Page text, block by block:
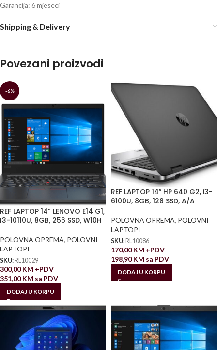
Garancija: 6 mjeseci
Shipping & Delivery
Povezani proizvodi
-6%
REF LAPTOP 14” LENOVO E14 G1,
I3-10110U, 8GB, 256 SSD, W10H
POLOVNA OPREMA, POLOVNI
LAPTOPI
SKU: RL10029
300,00KM +PDV
351,00KM sa PDV
DODAJ U KORPU
REF LAPTOP 14″ HP 640 G2, i3-
6100U, 8GB, 128 SSD, A/A
POLOVNA OPREMA, POLOVNI
LAPTOPI
SKU: RL10086
170,00KM +PDV
198,90KM sa PDV
DODAJ U KORPU